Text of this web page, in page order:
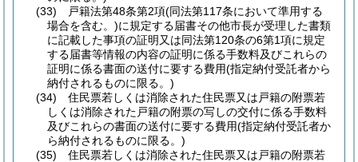
(33)
戸籍法第48条第2項(同法第117条において準用する
場合を含む。)に規定する届書その他市長が受理した書類
に記載した事項の証明又は同法第120条の6第1項に規定
する届書等情報の内容の証明に係る手数料及びこれらの
証明に係る書面の送付に要する費用(指定納付受託者から
納付されるものに限る。)
(34)
住民票若しくは消除された住民票又は戸籍の附票若
しくは消除された戸籍の附票の写しの交付に係る手数料
及びこれらの書面の送付に要する費用(指定納付受託者か
ら納付されるものに限る。)
(35)
住民票若しくは消除された住民票又は戸籍の附票若